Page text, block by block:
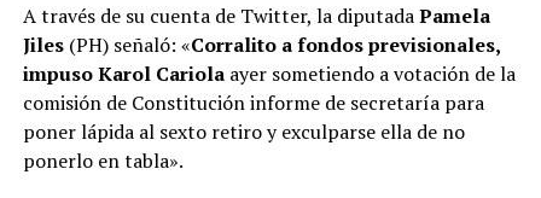
A través de su cuenta de Twitter, la diputadaPamela
Jiles(PH) señaló: «Corralito a fondos previsionales,
impuso Karol Cariolaayer sometiendo a votación de la
comisión de Constitución informe de secretaría para
poner lápida al sexto retiro y exculparse ella de no
ponerlo en tabla».